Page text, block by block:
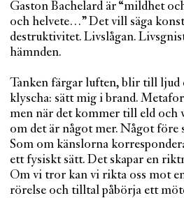
Gaston Bachelard är “mildhet
och helvete…” Det vill säga
destruktivitet. Livslågan.
hämnden.
Tanken färgar luften, blir till ljud
klyscha: sätt mig i brand.
men när det kommer till eld och
om det är något mer. Något före
Som om känslorna
ett fysiskt sätt. Det skapar en
Om vi tror kan vi rikta oss mot
rörelse och tilltal påbörja ett